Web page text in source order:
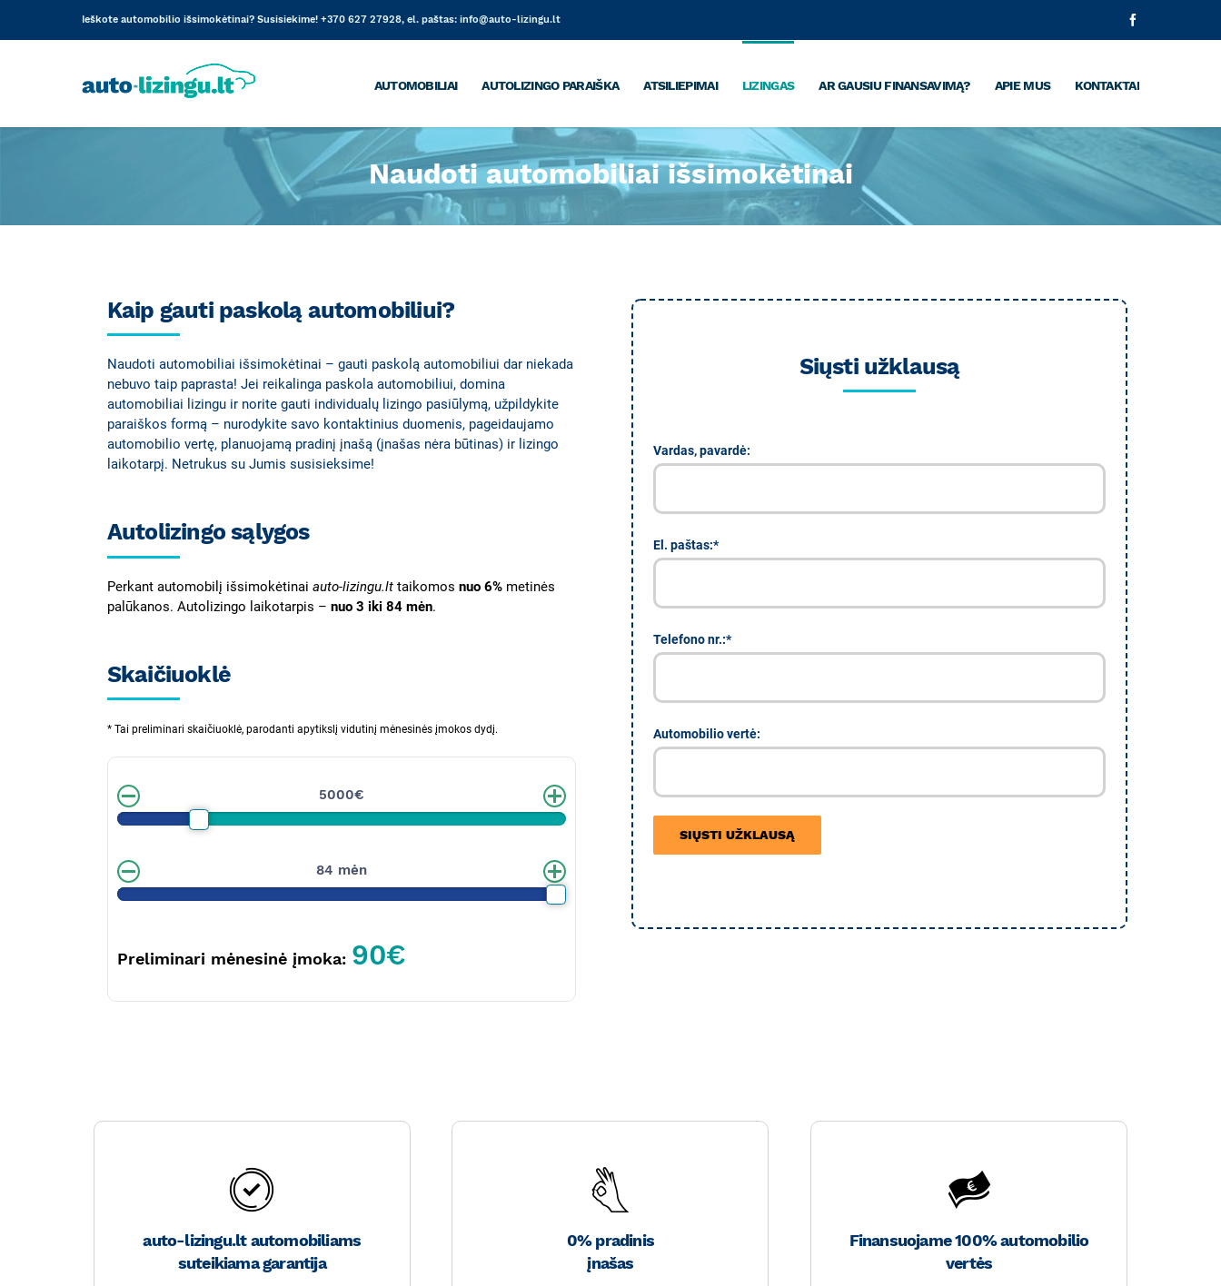
Ieškote automobilio išsimokėtinai? Susisiekime! +370 627 27928, el. paštas: info@auto-lizingu.lt
AUTOMOBILIAI AUTOLIZINGO PARAIŠKA ATSILIEPIMAI LIZINGAS AR GAUSIU FINANSAVIMĄ? APIE MUS KONTAKTAI
Naudoti automobiliai išsimokėtinai
Kaip gauti paskolą automobiliui?
Naudoti automobiliai išsimokėtinai – gauti paskolą automobiliui dar niekada
nebuvo taip paprasta! Jei reikalinga paskola automobiliui, domina
automobiliai lizingu ir norite gauti individualų lizingo pasiūlymą, užpildykite
paraiškos formą – nurodykite savo kontaktinius duomenis, pageidaujamo
automobilio vertę, planuojamą pradinį įnašą (įnašas nėra būtinas) ir lizingo
laikotarpį. Netrukus su Jumis susisieksime!
Autolizingo sąlygos
Perkant automobilį išsimokėtinai auto-lizingu.lttaikomos nuo 6%metinės
palūkanos. Autolizingo laikotarpis – nuo 3 iki 84 mėn.
Skaičiuoklė
* Tai preliminari skaičiuoklė, parodanti apytikslį vidutinį mėnesinės įmokos dydį.
5000€
84 mėn
Preliminari mėnesinė įmoka: 90€
Siųsti užklausą
Vardas, pavardė:
El. paštas:*
Telefono nr.:*
Automobilio vertė:
auto-lizingu.lt automobiliams
suteikiama garantija
0% pradinis
įnašas
Finansuojame 100% automobilio
vertės